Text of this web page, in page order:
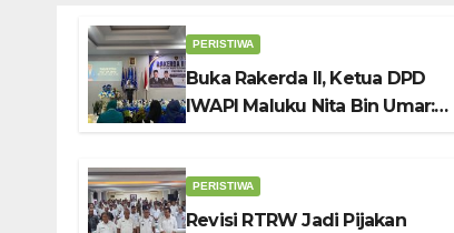
PERISTIWA
Buka Rakerda II, Ketua DPD
IWAPI Maluku Nita Bin Umar:
PERISTIWA
Revisi RTRW Jadi Pijakan